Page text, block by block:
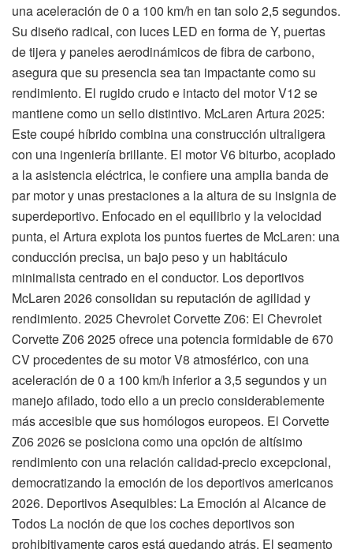
una aceleración de 0 a 100 km/h en tan solo 2,5 segundos.
Su diseño radical, con luces LED en forma de Y, puertas
de tijera y paneles aerodinámicos de fibra de carbono,
asegura que su presencia sea tan impactante como su
rendimiento. El rugido crudo e intacto del motor V12 se
mantiene como un sello distintivo. McLaren Artura 2025:
Este coupé híbrido combina una construcción ultraligera
con una ingeniería brillante. El motor V6 biturbo, acoplado
a la asistencia eléctrica, le confiere una amplia banda de
par motor y unas prestaciones a la altura de su insignia de
superdeportivo. Enfocado en el equilibrio y la velocidad
punta, el Artura explota los puntos fuertes de McLaren: una
conducción precisa, un bajo peso y un habitáculo
minimalista centrado en el conductor. Los deportivos
McLaren 2026 consolidan su reputación de agilidad y
rendimiento. 2025 Chevrolet Corvette Z06: El Chevrolet
Corvette Z06 2025 ofrece una potencia formidable de 670
CV procedentes de su motor V8 atmosférico, con una
aceleración de 0 a 100 km/h inferior a 3,5 segundos y un
manejo afilado, todo ello a un precio considerablemente
más accesible que sus homólogos europeos. El Corvette
Z06 2026 se posiciona como una opción de altísimo
rendimiento con una relación calidad-precio excepcional,
democratizando la emoción de los deportivos americanos
2026. Deportivos Asequibles: La Emoción al Alcance de
Todos La noción de que los coches deportivos son
prohibitivamente caros está quedando atrás. El segmento